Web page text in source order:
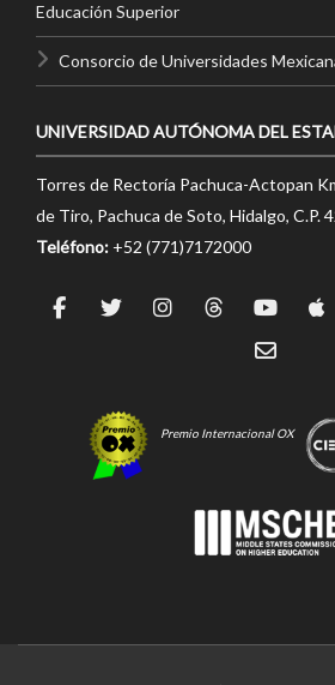
Educación Superior
Consorcio de Universidades
UNIVERSIDAD AUTÓNOMA DEL
Torres de Rectoría Pachuca-Actopan
de Tiro, Pachuca de Soto, Hidalgo, C.P.
Teléfono: +52 (771)7172000
Premio Internacional OX